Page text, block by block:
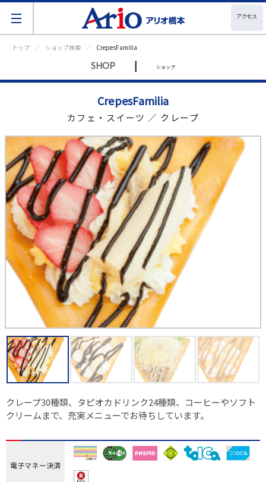
アクセス
トップ ショップ検索 CrepesFamilia
SHOP | ショップ
CrepesFamilia
カフェ・スイーツ ／ クレープ
クレープ30種類、タピオカドリンク24種類、コーヒーやソフト
クリームまで、充実メニューでお待ちしています。
電子マネー決済